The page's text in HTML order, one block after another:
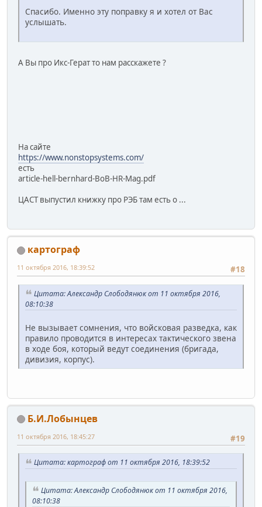
Спасибо. Именно эту поправку я и хотел от Вас
услышать.
А Вы про Икс-Герат то нам расскажете ?
На сайте
https://www.nonstopsystems.com/
есть
article-hell-bernhard-BoB-HR-Mag.pdf
ЦАСТ выпустил книжку про РЭБ там есть о ...
картограф
#18
11 октября 2016, 18:39:52
Цитата: Александр Слободянюк от 11 октября 2016,
08:10:38
Не вызывает сомнения, что войсковая разведка, как
правило проводится в интересах тактического звена
в ходе боя, который ведут соединения (бригада,
дивизия, корпус).
Б.И.Лобынцев
#19
11 октября 2016, 18:45:27
Цитата: картограф от 11 октября 2016, 18:39:52
Цитата: Александр Слободянюк от 11 октября 2016,
08:10:38